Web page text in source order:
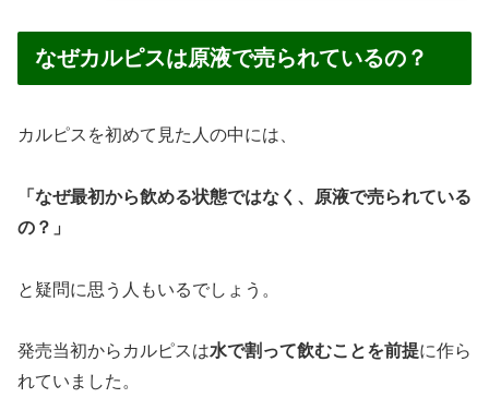
なぜカルピスは原液で売られているの？
カルピスを初めて見た人の中には、
「なぜ最初から飲める状態ではなく、原液で売られている
の？」
と疑問に思う人もいるでしょう。
発売当初からカルピスは水で割って飲むことを前提に作ら
れていました。